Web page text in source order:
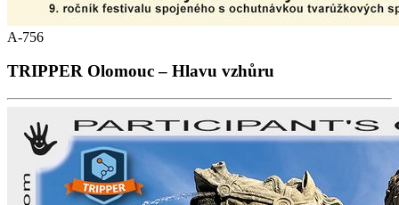
A-756
TRIPPER Olomouc – Hlavu vzhůru